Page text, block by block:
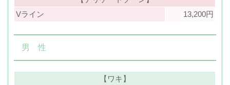
Vライン
13,200円
男 性
【ワキ】